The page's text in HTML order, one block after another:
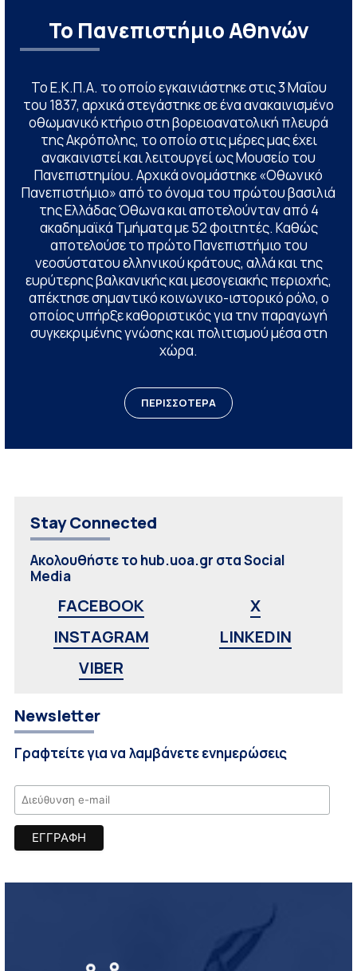
Το Πανεπιστήμιο Αθηνών
Το Ε.Κ.Π.Α. το οποίο εγκαινιάστηκε στις 3 Μαΐου
του 1837, αρχικά στεγάστηκε σε ένα ανακαινισμένο
οθωμανικό κτήριο στη βορειοανατολική πλευρά
της Ακρόπολης, το οποίο στις μέρες μας έχει
ανακαινιστεί και λειτουργεί ως Μουσείο του
Πανεπιστημίου. Αρχικά ονομάστηκε «Οθωνικό
Πανεπιστήμιο» από το όνομα του πρώτου βασιλιά
της Ελλάδας Όθωνα και αποτελούνταν από 4
ακαδημαϊκά Τμήματα με 52 φοιτητές. Καθώς
αποτελούσε το πρώτο Πανεπιστήμιο του
νεοσύστατου ελληνικού κράτους, αλλά και της
ευρύτερης βαλκανικής και μεσογειακής περιοχής,
απέκτησε σημαντικό κοινωνικο-ιστορικό ρόλο, ο
οποίος υπήρξε καθοριστικός για την παραγωγή
συγκεκριμένης γνώσης και πολιτισμού μέσα στη
χώρα.
ΠΕΡΙΣΣΟΤΕΡΑ
Stay Connected
Ακολουθήστε το hub.uoa.gr στα Social
Media
FACEBOOK
X
INSTAGRAM
LINKEDIN
VIBER
Newsletter
Γραφτείτε για να λαμβάνετε ενημερώσεις